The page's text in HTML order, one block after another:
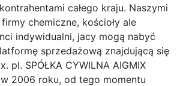
całego kraju. Naszymi
chemiczne, kościoły ale
indywidualni, jacy mogą nabyć
sprzedażową znajdującą się
pl. SPÓŁKA CYWILNA AIGMIX
w 2006 roku, od tego momentu